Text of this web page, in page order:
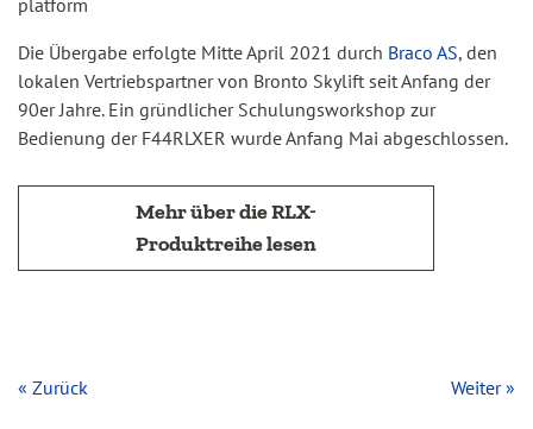
Die Übergabe erfolgte Mitte April 2021 durch Braco AS, den
lokalen Vertriebspartner von Bronto Skylift seit Anfang der
90er Jahre. Ein gründlicher Schulungsworkshop zur
Bedienung der F44RLXER wurde Anfang Mai abgeschlossen.
Mehr über die RLX-
Produktreihe lesen
« Zurück Weiter »